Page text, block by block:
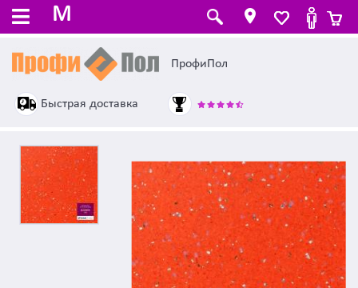
M
ПрофиПол
Быстрая доставка